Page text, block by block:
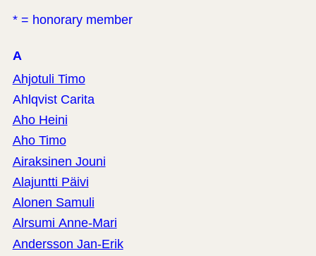
* = honorary member
A
Ahjotuli Timo
Ahlqvist Carita
Aho Heini
Aho Timo
Airaksinen Jouni
Alajuntti Päivi
Alonen Samuli
Alrsumi Anne-Mari
Andersson Jan-Erik